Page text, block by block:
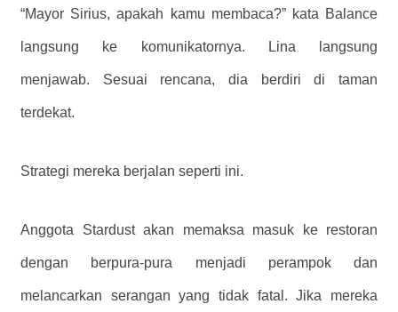
“Mayor Sirius, apakah kamu membaca?” kata Balance
langsung ke komunikatornya. Lina langsung
menjawab. Sesuai rencana, dia berdiri di taman
terdekat.
Strategi mereka berjalan seperti ini.
Anggota Stardust akan memaksa masuk ke restoran
dengan berpura-pura menjadi perampok dan
melancarkan serangan yang tidak fatal. Jika mereka